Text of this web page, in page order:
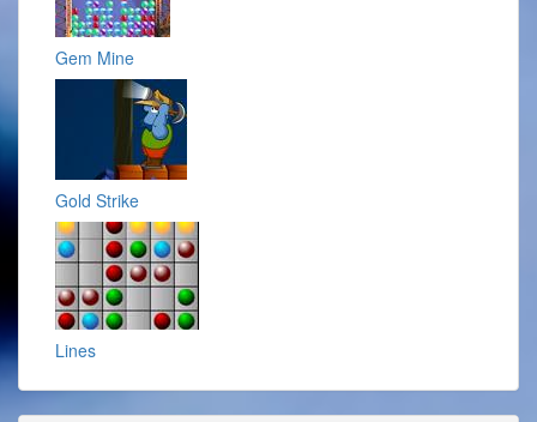
Gem Mine
Gold Strike
Lines